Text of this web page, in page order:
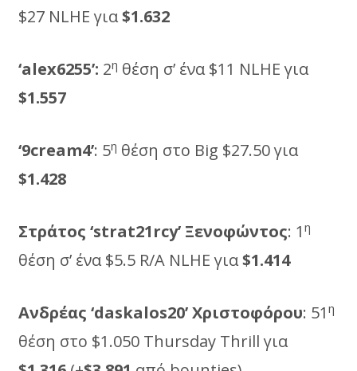
$27 NLHE για$1.632
‘alex6255’: 2η θέση σ’ ένα $11 NLHE για
$1.557
‘9cream4’: 5η θέση στο Big $27.50 για
$1.428
Στράτος ‘strat21rcy’ Ξενοφώντος: 1 η
θέση σ’ ένα $5.5 R/A NLHE για$1.414
Ανδρέας ‘daskalos20’ Χριστοφόρου: 51 η
θέση στο $1.050 Thursday Thrill για